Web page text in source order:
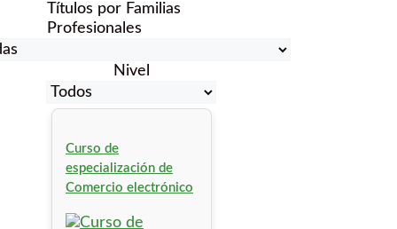
Títulos por Familias
Profesionales
Nivel
Curso de
especialización de
Comercio electrónico